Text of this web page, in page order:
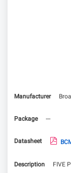
Manufacturer
Package ---
Datasheet
Description FIVE